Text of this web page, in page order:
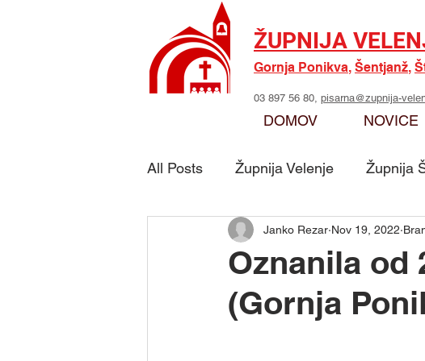
ŽUPNIJA
Gornja Ponikva, Šentjanž,
03 897 56 80, pisarna@zupnija-
DOMOV NOVICE
All Posts Župnija Velenje Župnija
Skupina - Možje sv. Jožefa
Skupina - Marijino delo Skupina -
Oznanila od
(Gornja
Janko Rezar Nov 19, 2022